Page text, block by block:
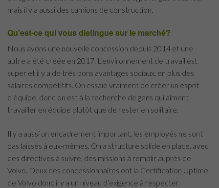
mais il y a aussi des camions de construction.
Qu’est-ce qui vous distingue sur le marché?
Nous avons une nouvelle concession depuis 2014 et une
autre a été créée en 2017. L’environnement de travail est
super et il y a de très bons avantages sociaux, en plus des
salaires compétitifs. On essaie vraiment de créer un esprit
d’équipe, donc on est à la recherche de gens qui aiment
travailler en équipe plutôt que de rester en solitaire.
Il y a aussi un encadrement important, les employés ne sont
pas laissés à eux-mêmes. On a structure solide en place, avec
des directives à suivre, des missions à remplir auprès de
Volvo. Deux des concessionnaires ont la Certification Uptime
de Volvo donc il y a un niveau d’exigence à respecter.